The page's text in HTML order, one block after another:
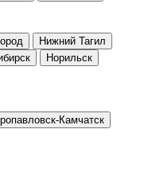
Нижний Тагил
Норильск
Камчатск